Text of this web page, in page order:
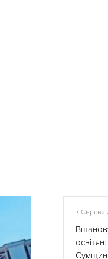
7 Серпня